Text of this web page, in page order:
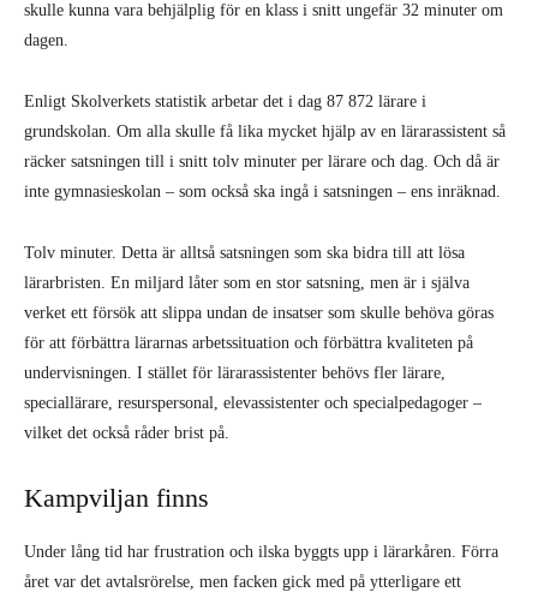
skulle kunna vara behjälplig för en klass i snitt ungefär 32 minuter om
dagen.
Enligt Skolverkets statistik arbetar det i dag 87 872 lärare i
grundskolan. Om alla skulle få lika mycket hjälp av en läraras­sistent så
räcker satsningen till i snitt tolv minuter per lärare och dag. Och då är
inte gymnasieskolan – som också ska ingå i satsningen – ens inräknad.
Tolv minuter. Detta är alltså satsningen som ska bidra till att lösa
lärarbristen. En miljard låter som en stor satsning, men är i själva
verket ett försök att slippa undan de insatser som skulle behöva göras
för att förbättra lärarnas arbetssituation och för­bättra kvaliteten på
undervisningen. I stäl­let för lärarassistenter behövs fler lärare,
speciallärare, resurspersonal, elevassisten­ter och specialpedagoger –
vilket det också råder brist på.
Kampviljan finns
Under lång tid har frustration och ilska byggts upp i lärarkåren. Förra
året var det avtalsrörelse, men facken gick med på ytterligare ett